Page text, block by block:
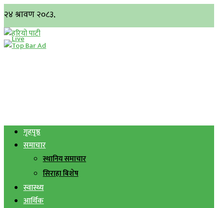
गृहपृष्ठ
समाचार
स्थानिय समाचार
सिराहा बिशेष
स्वास्थ्य
आर्थिक